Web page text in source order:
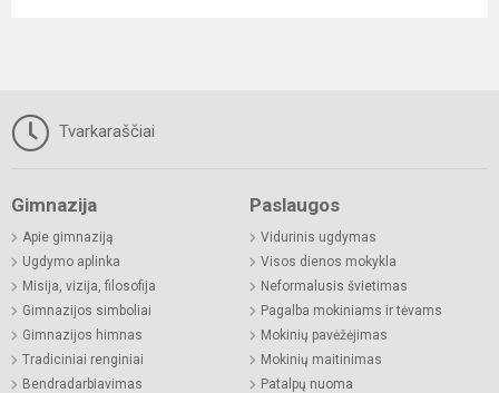
Tvarkaraščiai
Gimnazija
Apie gimnaziją
Ugdymo aplinka
Misija, vizija, filosofija
Gimnazijos simboliai
Gimnazijos himnas
Tradiciniai renginiai
Bendradarbiavimas
Paslaugos
Vidurinis ugdymas
Visos dienos mokykla
Neformalusis švietimas
Pagalba mokiniams ir tėvams
Mokinių pavėžėjimas
Mokinių maitinimas
Patalpų nuoma